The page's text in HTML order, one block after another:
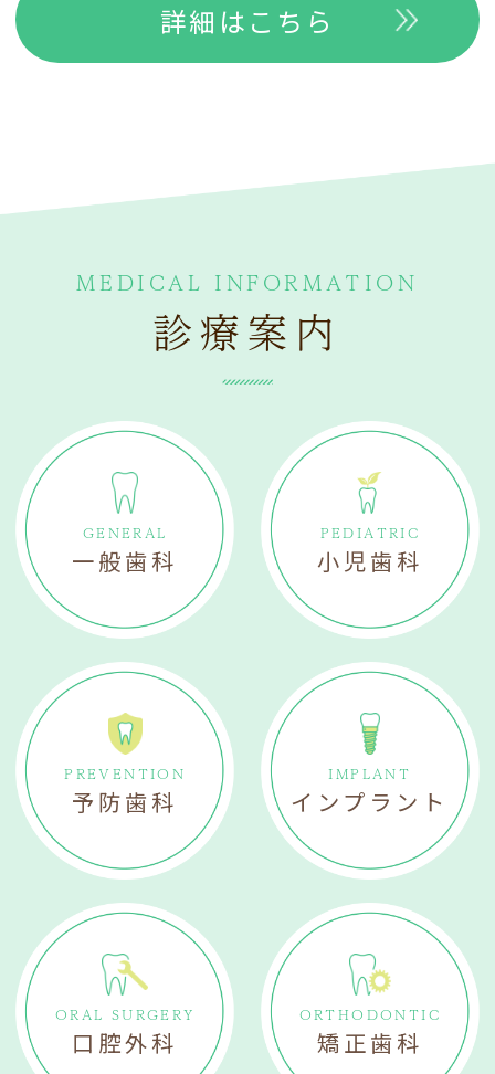
詳細はこちら
MEDICAL INFORMATION
診療案内
GENERAL
一般歯科
PEDIATRIC
小児歯科
PREVENTION
予防歯科
IMPLANT
インプラント
ORAL SURGERY
口腔外科
ORTHODONTIC
矯正歯科